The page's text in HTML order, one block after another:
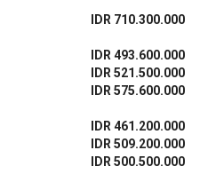
IDR 710.300.000
IDR 493.600.000
IDR 521.500.000
IDR 575.600.000
IDR 461.200.000
IDR 509.200.000
IDR 500.500.000